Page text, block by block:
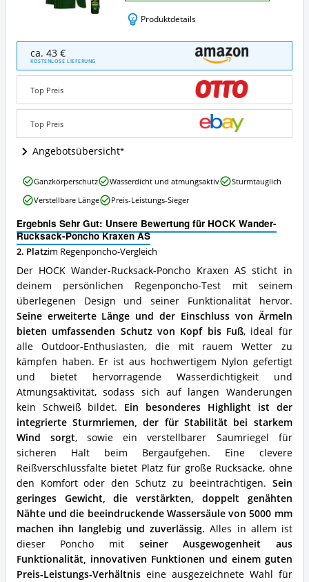
Produktdetails
Wander-
Rucksack-
Poncho
Kraxen
AS
Angebote:
Wo
ist
dieser
erhältlich?
ca. 43 €
KOSTENLOSE LIEFERUNG
Top Preis
Top Preis
Angebotsübersicht
Ergebnis Sehr Gut: Unsere Bewertung für HOCK Wander-
Rucksack-Poncho Kraxen AS
2. Platzim Regenponcho-Vergleich
Der HOCK Wander-Rucksack-Poncho Kraxen AS sticht in
deinem persönlichen Regenponcho-Test mit seinem
überlegenen Design und seiner Funktionalität hervor.
Seine erweiterte Länge und der Einschluss von Ärmeln
bieten umfassenden Schutz von Kopf bis Fuß, ideal für
alle Outdoor-Enthusiasten, die mit rauem Wetter zu
kämpfen haben. Er ist aus hochwertigem Nylon gefertigt
und bietet hervorragende Wasserdichtigkeit und
Atmungsaktivität, sodass sich auf langen Wanderungen
kein Schweiß bildet. Ein besonderes Highlight ist der
integrierte Sturmriemen, der für Stabilität bei starkem
Wind sorgt, sowie ein verstellbarer Saumriegel für
sicheren Halt beim Bergaufgehen. Eine clevere
Reißverschlussfalte bietet Platz für große Rucksäcke, ohne
den Komfort oder den Schutz zu beeinträchtigen. Sein
geringes Gewicht, die verstärkten, doppelt genähten
Nähte und die beeindruckende Wassersäule von 5000 mm
machen ihn langlebig und zuverlässig. Alles in allem ist
dieser Poncho mit seiner Ausgewogenheit aus
Funktionalität, innovativen Funktionen und einem guten
Preis-Leistungs-Verhältniseine ausgezeichnete Wahl für
HOCK
Wander-
Rucksack-
Kraxen
AS
Vorteile:
Was
spricht
für
diesen
Regenponcho?
Ganzkörperschutz Wasserdicht und atmungsaktiv
Sturmtauglich
Verstellbare Länge
Preis-Leistungs-Sieger